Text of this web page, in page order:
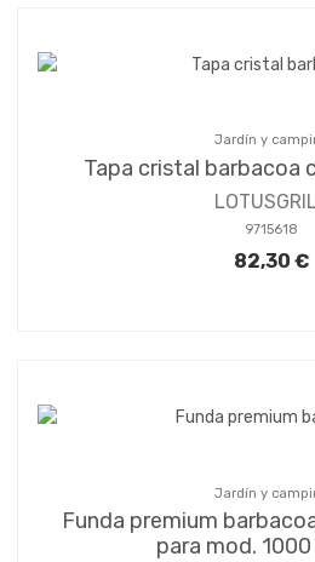
Jardín y
Tapa cristal barbacoa
9715618
82,30 €
Jardín y
Funda premium
para mod.